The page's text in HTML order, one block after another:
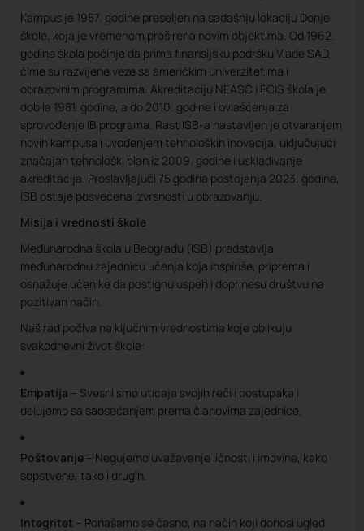
Kampus je 1957. godine preseljen na sadašnju lokaciju Donje
škole, koja je vremenom proširena novim objektima. Od 1962.
godine škola počinje da prima finansijsku podršku Vlade SAD,
čime su razvijene veze sa američkim univerzitetima i
obrazovnim programima. Akreditaciju NEASC i ECIS škola je
dobila 1981. godine, a do 2010. godine i ovlašćenja za
sprovođenje IB programa. Rast ISB-a nastavljen je otvaranjem
novih kampusa i uvođenjem tehnoloških inovacija, uključujući
značajan tehnološki plan iz 2009. godine i usklađivanje
akreditacija. Proslavljajući 75 godina postojanja 2023. godine,
ISB ostaje posvećena izvrsnosti u obrazovanju.
Misija i vrednosti škole
Međunarodna škola u Beogradu (ISB) predstavlja
međunarodnu zajednicu učenja koja inspiriše, priprema i
osnažuje učenike da postignu uspeh i doprinesu društvu na
pozitivan način.
Naš rad počiva na ključnim vrednostima koje oblikuju
svakodnevni život škole:
Empatija – Svesni smo uticaja svojih reči i postupaka i
delujemo sa saosećanjem prema članovima zajednice.
Poštovanje – Negujemo uvažavanje ličnosti i imovine, kako
sopstvene, tako i drugih.
Integritet – Ponašamo se časno, na način koji donosi ugled